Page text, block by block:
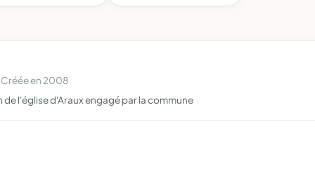
Créée en 2008
l'église d'Araux engagé par la commune